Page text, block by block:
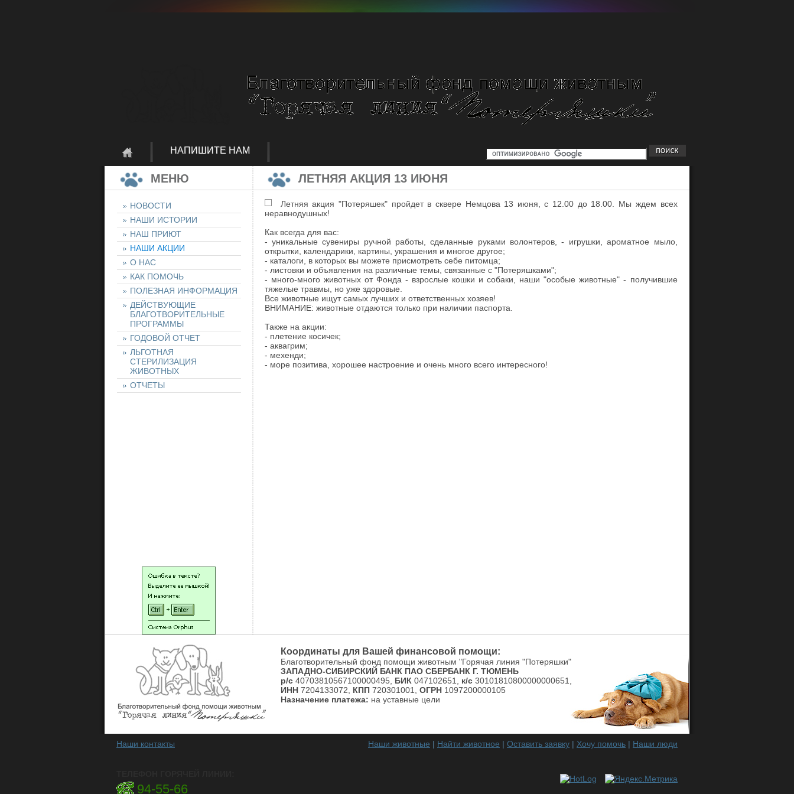
НАПИШИТЕ НАМ
МЕНЮ
НОВОСТИ
НАШИ ИСТОРИИ
НАШ ПРИЮТ
НАШИ АКЦИИ
О НАС
КАК ПОМОЧЬ
ПОЛЕЗНАЯ ИНФОРМАЦИЯ
ДЕЙСТВУЮЩИЕ
БЛАГОТВОРИТЕЛЬНЫЕ
ПРОГРАММЫ
ГОДОВОЙ ОТЧЕТ
ЛЬГОТНАЯ
СТЕРИЛИЗАЦИЯ
ЖИВОТНЫХ
ОТЧЕТЫ
ЛЕТНЯЯ АКЦИЯ 13 ИЮНЯ
Летняя акция "Потеряшек" пройдет в сквере Немцова 13 июня, с 12.00 до 18.00. Мы ждем всех
неравнодушных!
Как всегда для вас:
- уникальные сувениры ручной работы, сделанные руками волонтеров, - игрушки, ароматное мыло,
открытки, календарики, картины, украшения и многое другое;
- каталоги, в которых вы можете присмотреть себе питомца;
- листовки и объявления на различные темы, связанные с "Потеряшками";
- много-много животных от Фонда - взрослые кошки и собаки, наши "особые животные" - получившие
тяжелые травмы, но уже здоровые.
Все животные ищут самых лучших и ответственных хозяев!
ВНИМАНИЕ: животные отдаются только при наличии паспорта.
Также на акции:
- плетение косичек;
- аквагрим;
- мехенди;
- море позитива, хорошее настроение и очень много всего интересного!
Координаты для Вашей финансовой помощи:
Благотворительный фонд помощи животным "Горячая линия "Потеряшки"
ЗАПАДНО-СИБИРСКИЙ БАНК ПАО СБЕРБАНК Г. ТЮМЕНЬ
р/с 40703810567100000495, БИК 047102651, к/с 30101810800000000651,
ИНН 7204133072, КПП 720301001, ОГРН 1097200000105
Назначение платежа: на уставные цели
Наши контакты Наши животные | Найти животное | Оставить заявку | Хочу помочь | Наши люди
94-55-66